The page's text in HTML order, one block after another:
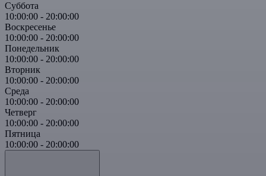
Суббота
10:00:00 - 20:00:00
Воскресенье
10:00:00 - 20:00:00
Понедельник
10:00:00 - 20:00:00
Вторник
10:00:00 - 20:00:00
Среда
10:00:00 - 20:00:00
Четверг
10:00:00 - 20:00:00
Пятница
10:00:00 - 20:00:00